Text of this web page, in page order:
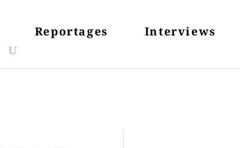
Reportages Interviews